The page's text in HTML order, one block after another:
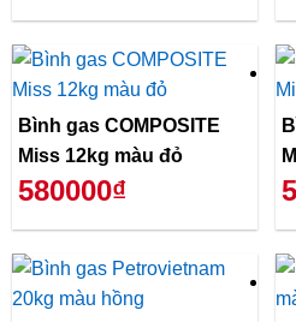
Bình gas COMPOSITE
Miss 12kg màu đỏ
580000₫